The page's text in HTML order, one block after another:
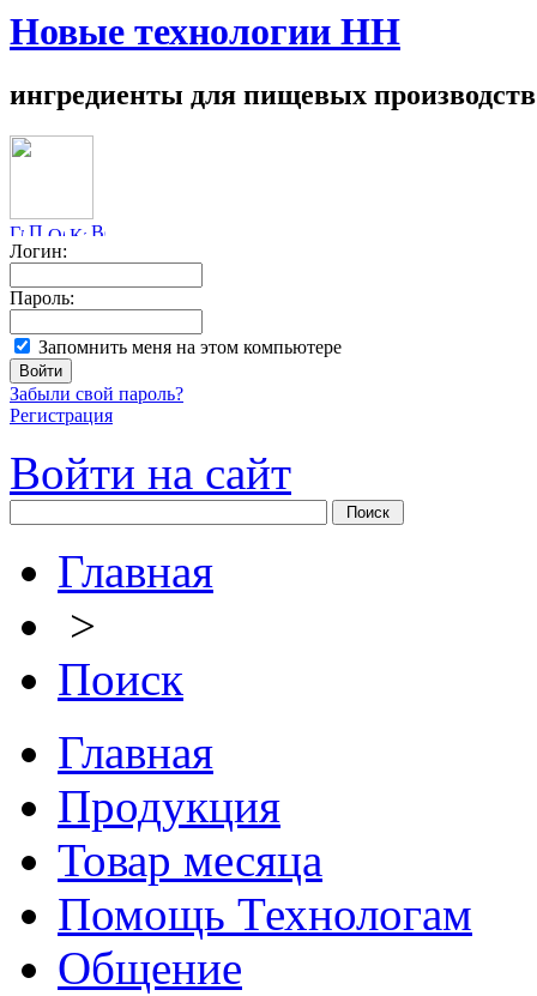
Новые технологии НН
ингредиенты для пищевых производств
Логин:
Пароль:
Запомнить меня на этом компьютере
Забыли свой пароль?
Регистрация
Войти на сайт
Главная
>
Поиск
Главная
Продукция
Товар месяца
Помощь Технологам
Общение